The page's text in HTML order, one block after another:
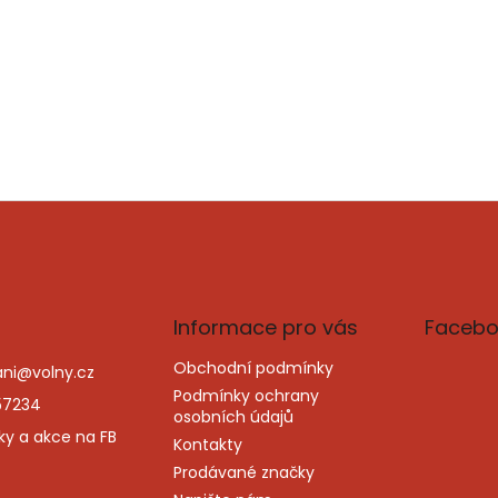
@volny.cz
a akce na FB
Informace pro vás
Obchodní podmínky
Podmínky ochrany
osobních údajů
Kontakty
Prodávané značky